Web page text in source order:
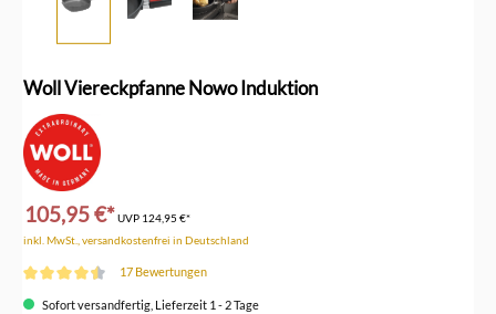
Woll Viereckpfanne Nowo Induktion
105,95 €*UVP 124,95 €*
inkl. MwSt., versandkostenfrei in Deutschland
17 Bewertungen
Sofort versandfertig, Lieferzeit 1 - 2 Tage